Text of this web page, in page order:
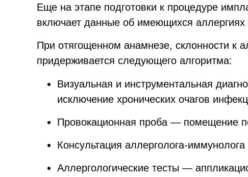
Еще на этапе подготовки к процедуре
включает данные об имеющихся аллергиях
При отягощенном анамнезе, склонности к
придерживается следующего алгоритма:
Визуальная и инструментальная
исключение хронических очагов
Провокационная проба — помещение
Консультация аллерголога-
Аллергологические тесты —